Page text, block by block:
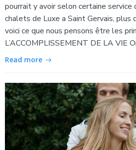
pourrait y avoir selon certaine service
chalets de Luxe a Saint Gervais, plus
voici ce que nous pensons être les
L’ACCOMPLISSEMENT DE LA VIE
Read more